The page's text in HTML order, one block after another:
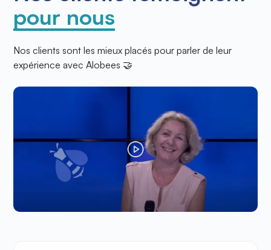
pour nous
Nos clients sont les mieux placés pour parler de leur
expérience avec Alobees 🤝